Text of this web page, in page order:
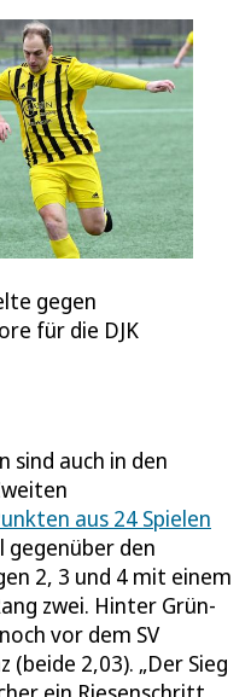
gegen
für die DJK
sind auch in den
aus 24 Spielen
gegenüber den
2, 3 und 4 mit einem
zwei. Hinter Grün-
vor dem SV
(beide 2,03). „Der Sieg